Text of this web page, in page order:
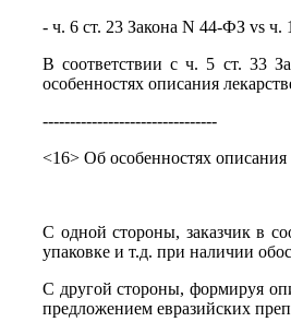
- ч. 6 ст. 23 Закона N 44-ФЗ vs ч.
В соответствии с ч. 5 ст. 33
особенностях описания
--------------------------------
<16> Об особенностях
С одной стороны, заказчик в
упаковке и т.д. при наличии
С другой стороны, формируя
предложением евразийских